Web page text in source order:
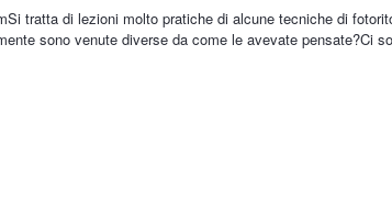
tratta di lezioni molto pratiche di alcune tecniche di
sono venute diverse da come le avevate pensate?Ci